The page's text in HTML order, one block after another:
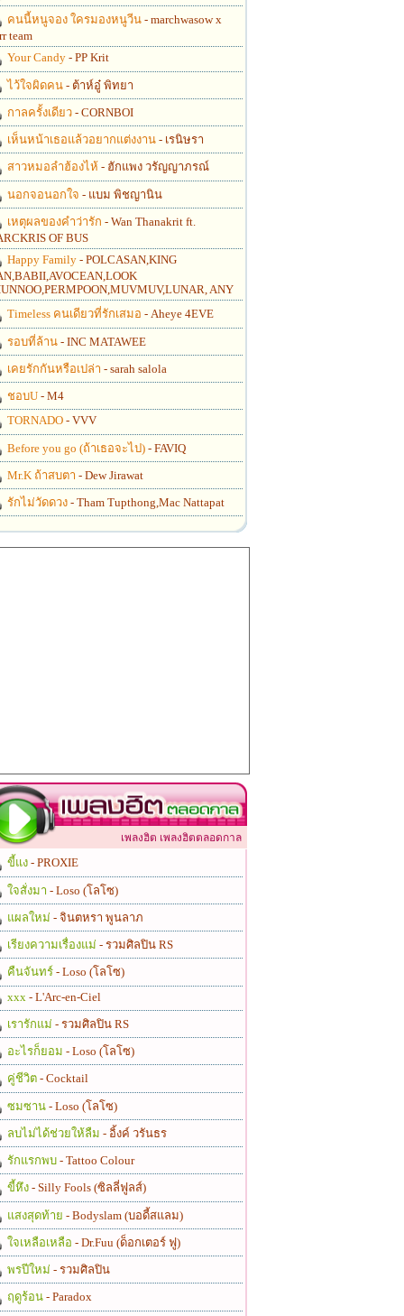
คนนี้หนูจอง ใครมองหนูวีน - marchwasow x
team
Your Candy - PP Krit
ไว้ใจผิดคน - ต้าห์อู๋ พิทยา
กาลครั้งเดียว - CORNBOI
เห็นหน้าเธอแล้วอยากแต่งงาน - เรนิษรา
สาวหมอลำฮ้องไห้ - ฮักแพง วรัญญาภรณ์
นอกจอนอกใจ - แบม พิชญานิน
เหตุผลของคำว่ารัก - Wan Thanakrit ft.
OF BUS
Happy Family - POLCASAN,KING
ANY
Timeless คนเดียวที่รักเสมอ - Aheye 4EVE
รอบที่ล้าน - INC MATAWEE
เคยรักกันหรือเปล่า - sarah salola
ชอบU - M4
TORNADO - VVV
Before you go (ถ้าเธอจะไป) - FAVIQ
Mr.K ถ้าสบตา - Dew Jirawat
รักไม่วัดดวง - Tham Tupthong,Mac Nattapat
เพลงฮิต เพลงฮิตตลอดกาล
ขี้แง - PROXIE
ใจสั่งมา - Loso (โลโซ)
แผลใหม่ - จินตหรา พูนลาภ
เรียงความเรื่องแม่ - รวมศิลปิน RS
คืนจันทร์ - Loso (โลโซ)
xxx - L'Arc-en-Ciel
เรารักแม่ - รวมศิลปิน RS
อะไรก็ยอม - Loso (โลโซ)
คู่ชีวิต - Cocktail
ซมซาน - Loso (โลโซ)
ลบไม่ได้ช่วยให้ลืม - อิ้งค์ วรันธร
รักแรกพบ - Tattoo Colour
ขี้หึง - Silly Fools (ซิลลี่ฟูลส์)
แสงสุดท้าย - Bodyslam (บอดี้สแลม)
ใจเหลือเหลือ - Dr.Fuu (ด็อกเตอร์ ฟู)
พรปีใหม่ - รวมศิลปิน
ฤดูร้อน - Paradox